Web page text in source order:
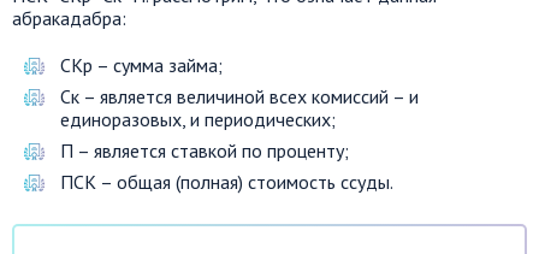
абракадабра:
СКр – сумма займа;
Ск – является величиной всех комиссий – и
единоразовых, и периодических;
П – является ставкой по проценту;
ПСК – общая (полная) стоимость ссуды.